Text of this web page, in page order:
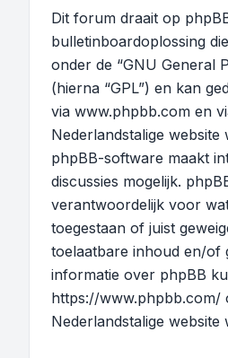
Dit forum draait op
bulletinboardoplossing
onder de “GNU General
(hierna “GPL”) en kan
via www.phpbb.com en
Nederlandstalige website
phpBB-software maakt
discussies mogelijk.
verantwoordelijk voor
toegestaan of juist
toelaatbare inhoud en/of
informatie over phpBB
https://www.phpbb.com/
Nederlandstalige website